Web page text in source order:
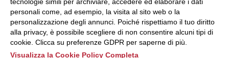
una delle modalità
descritte al seguente
indirizzo web
https://odm-
agenzielavoro.it/reclami/.
personali come, ad esempio, la visita al sito web o la
personalizzazione degli annunci. Poiché rispettiamo il tuo diritto
alla privacy, è possibile scegliere di non consentire alcuni tipi di
cookie. Clicca su preferenze GDPR per saperne di più.
Visualizza la Cookie Policy Completa